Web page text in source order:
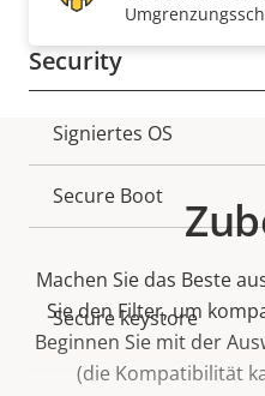
Security
Eigentumsbeschreibung
Signiertes OS
Secure Boot
Secure keystore
Machen Sie das Beste
Sie den Filter, um
Beginnen Sie mit der
(die Kompatibilität